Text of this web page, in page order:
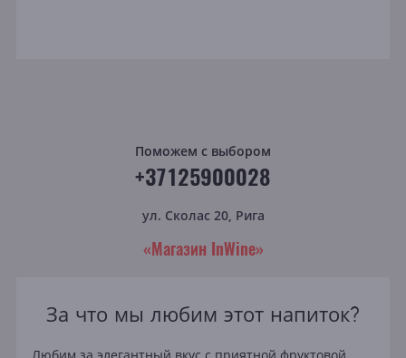
Поможем с выбором
+37125900028
ул. Сколас 20, Рига
«Магазин InWine»
За что мы любим этот напиток?